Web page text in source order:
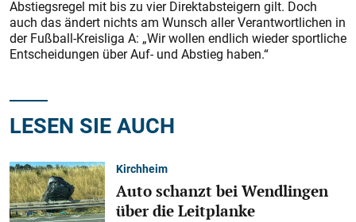
Abstiegsregel mit bis zu vier Direktabsteigern gilt. Doch
auch das ändert nichts am Wunsch aller Verantwortlichen in
der Fußball-Kreisliga A: „Wir wollen endlich wieder sportliche
Entscheidungen über Auf- und Abstieg haben.“
LESEN SIE AUCH
Kirchheim
Auto schanzt bei Wendlingen
über die Leitplanke